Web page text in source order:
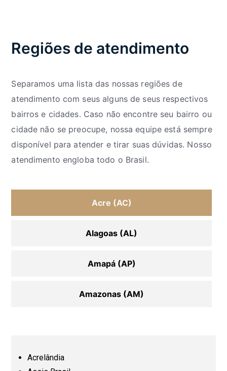
Regiões de atendimento
Separamos uma lista das nossas regiões de
atendimento com seus alguns de seus respectivos
bairros e cidades. Caso não encontre seu bairro ou
cidade não se preocupe, nossa equipe está sempre
disponível para atender e tirar suas dúvidas. Nosso
atendimento engloba todo o Brasil.
Acre (AC)
Alagoas (AL)
Amapá (AP)
Amazonas (AM)
Acrelândia